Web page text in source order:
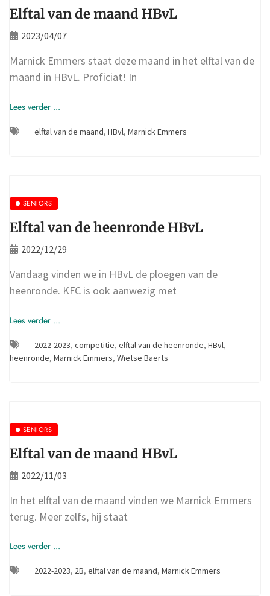
Elftal van de maand HBvL
2023/04/07
Marnick Emmers staat deze maand in het elftal van de
maand in HBvL. Proficiat! In
Lees verder ...
elftal van de maand, HBvl, Marnick Emmers
SENIORS
Elftal van de heenronde HBvL
2022/12/29
Vandaag vinden we in HBvL de ploegen van de
heenronde. KFC is ook aanwezig met
Lees verder ...
2022-2023, competitie, elftal van de heenronde, HBvl,
heenronde, Marnick Emmers, Wietse Baerts
SENIORS
Elftal van de maand HBvL
2022/11/03
In het elftal van de maand vinden we Marnick Emmers
terug. Meer zelfs, hij staat
Lees verder ...
2022-2023, 2B, elftal van de maand, Marnick Emmers